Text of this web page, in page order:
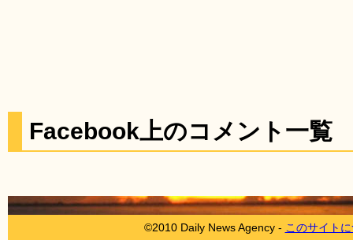
Facebook上のコメント一覧
©2010 Daily News Agency - このサイト